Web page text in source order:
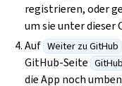
registrieren, oder
um sie unter dieser
Auf Weiter zu GitHub
GitHub-Seite
die App noch